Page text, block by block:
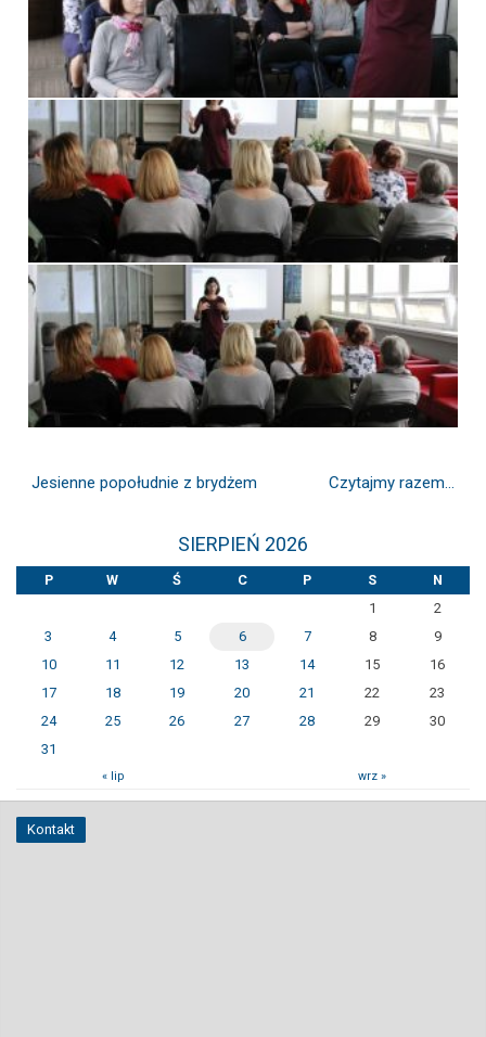
Jesienne popołudnie z brydżem Czytajmy razem…
SIERPIEŃ 2026
P W Ś C P S
N
1
2
3
4 5 6 7 8
9
10
11 12 13 14 15
16
17
18 19 20 21 22
23
24
25 26 27 28 29
30
31
« lip wrz »
Kontakt